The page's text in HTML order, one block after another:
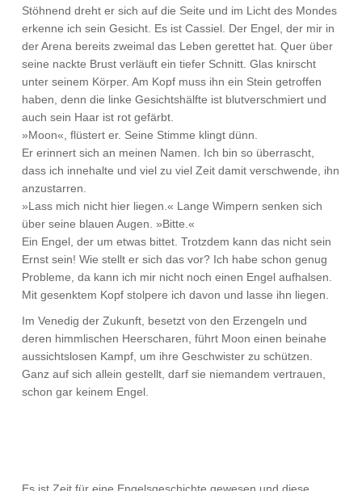
Stöhnend dreht er sich auf die Seite und im Licht des Mondes
erkenne ich sein Gesicht. Es ist Cassiel. Der Engel, der mir in
der Arena bereits zweimal das Leben gerettet hat. Quer über
seine nackte Brust verläuft ein tiefer Schnitt. Glas knirscht
unter seinem Körper. Am Kopf muss ihn ein Stein getroffen
haben, denn die linke Gesichtshälfte ist blutverschmiert und
auch sein Haar ist rot gefärbt.
»Moon«, flüstert er. Seine Stimme klingt dünn.
Er erinnert sich an meinen Namen. Ich bin so überrascht,
dass ich innehalte und viel zu viel Zeit damit verschwende, ihn
anzustarren.
»Lass mich nicht hier liegen.« Lange Wimpern senken sich
über seine blauen Augen. »Bitte.«
Ein Engel, der um etwas bittet. Trotzdem kann das nicht sein
Ernst sein! Wie stellt er sich das vor? Ich habe schon genug
Probleme, da kann ich mir nicht noch einen Engel aufhalsen.
Mit gesenktem Kopf stolpere ich davon und lasse ihn liegen.
Im Venedig der Zukunft, besetzt von den Erzengeln und
deren himmlischen Heerscharen, führt Moon einen beinahe
aussichtslosen Kampf, um ihre Geschwister zu schützen.
Ganz auf sich allein gestellt, darf sie niemandem vertrauen,
schon gar keinem Engel.